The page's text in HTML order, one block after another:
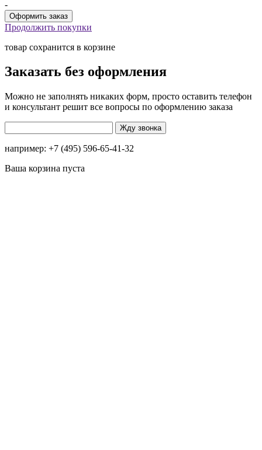
-
Продолжить покупки
товар сохранится в корзине
Заказать без оформления
Можно не заполнять никаких форм, просто оставить телефон
и консультант решит все вопросы по оформлению заказа
например: +7 (495) 596-65-41-32
Ваша корзина пуста